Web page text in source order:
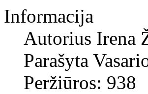
Informacija
Autorius Irena
Parašyta
Peržiūros: 938